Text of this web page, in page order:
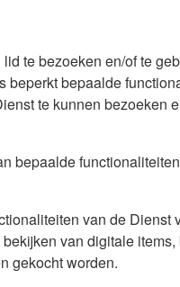
te bezoeken en/of te
bepaalde
te kunnen bezoeken
bepaalde
van de
van digitale
gekocht worden.